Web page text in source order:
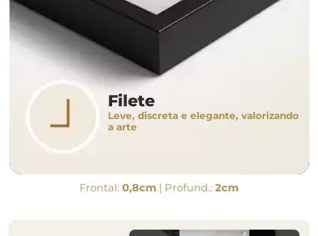
Filete
Leve, discreta e elegante, valorizando
a arte
Frontal: 0,8cm | Profund.: 2cm